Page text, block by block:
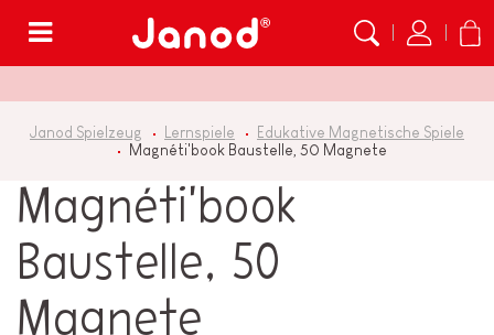
Janod Spielzeug Lernspiele
Edukative Magnetische Spiele
Magnéti'book Baustelle, 50 Magnete
Magnéti'book
Baustelle, 50
Magnete